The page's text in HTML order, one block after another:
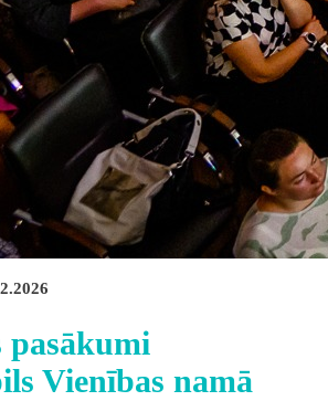
Vienības namā